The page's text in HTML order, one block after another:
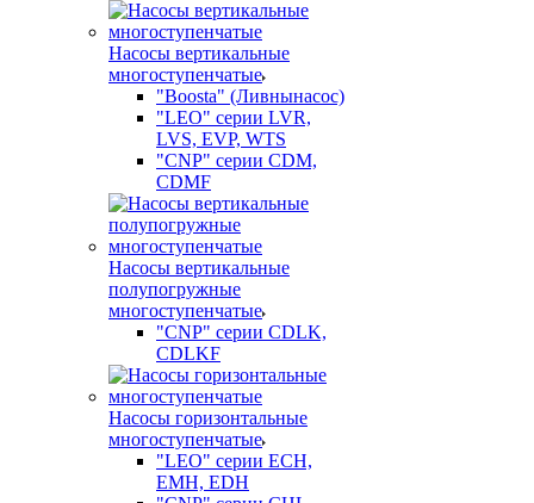
Насосы вертикальные
многоступенчатые
"Boosta" (Ливнынасос)
"LEO" серии LVR,
LVS, EVP, WTS
"CNP" серии CDM,
CDMF
Насосы вертикальные
полупогружные
многоступенчатые
"CNP" серии CDLK,
CDLKF
Насосы горизонтальные
многоступенчатые
"LEO" серии ECH,
EMH, EDH